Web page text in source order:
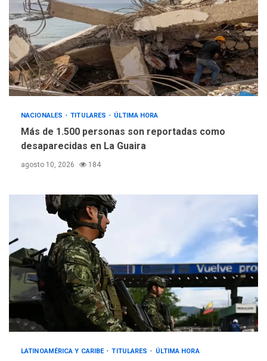
NACIONALES TITULARES ÚLTIMA HORA
Más de 1.500 personas son reportadas como
desaparecidas en La Guaira
agosto 10, 2026 184
LATINOAMÉRICA Y CARIBE TITULARES ÚLTIMA HORA